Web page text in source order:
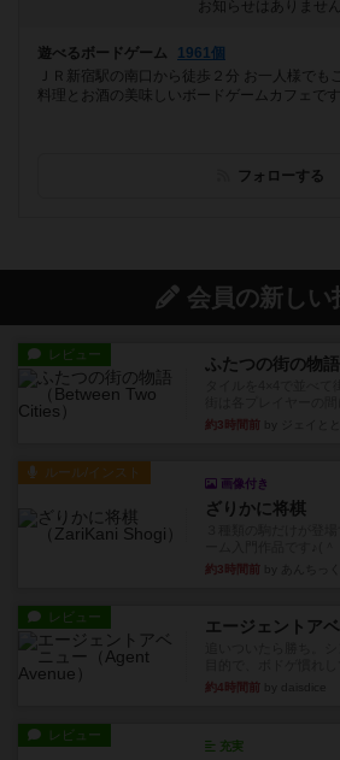
お知らせはありません
遊べるボードゲーム
1961個
ＪＲ新宿駅の南口から徒歩２分 お一人様でも
料理とお酒の美味しいボードゲームカフェです
フォローする
会員の新しい
レビュー ふたつの街の物語
約3時間前
ルール/インスト
画像付き
ざりかに将棋
約3時間前
レビュー エージェントア
約4時間前
レビュー
充実